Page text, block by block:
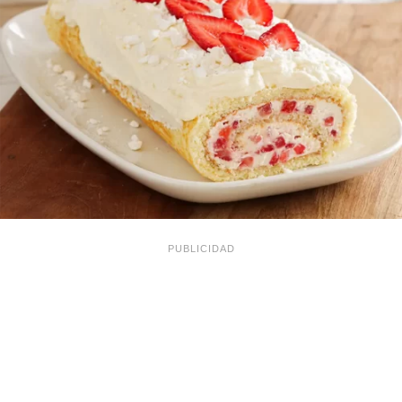
PUBLICIDAD